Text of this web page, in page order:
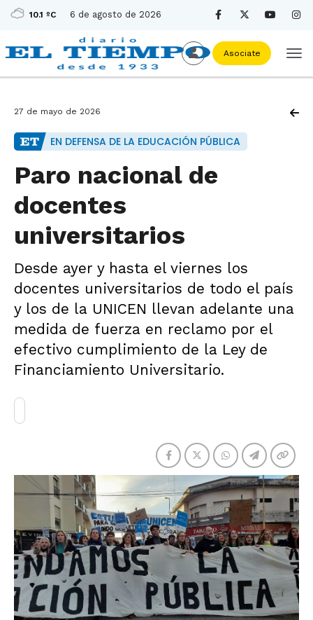
10.1 ºC 6 de agosto de 2026
Asociate
27 de mayo de 2026
EN DEFENSA DE LA EDUCACIÓN PÚBLICA
Paro nacional de
docentes
universitarios
Desde ayer y hasta el viernes los
docentes universitarios de todo el país
y los de la UNICEN llevan adelante una
medida de fuerza en reclamo por el
efectivo cumplimiento de la Ley de
Financiamiento Universitario.